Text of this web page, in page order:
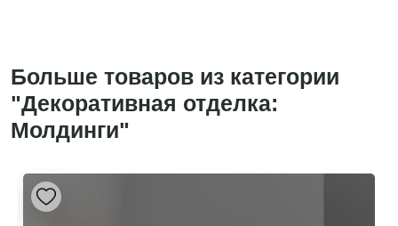
Больше товаров из категории
"Декоративная отделка:
Молдинги"